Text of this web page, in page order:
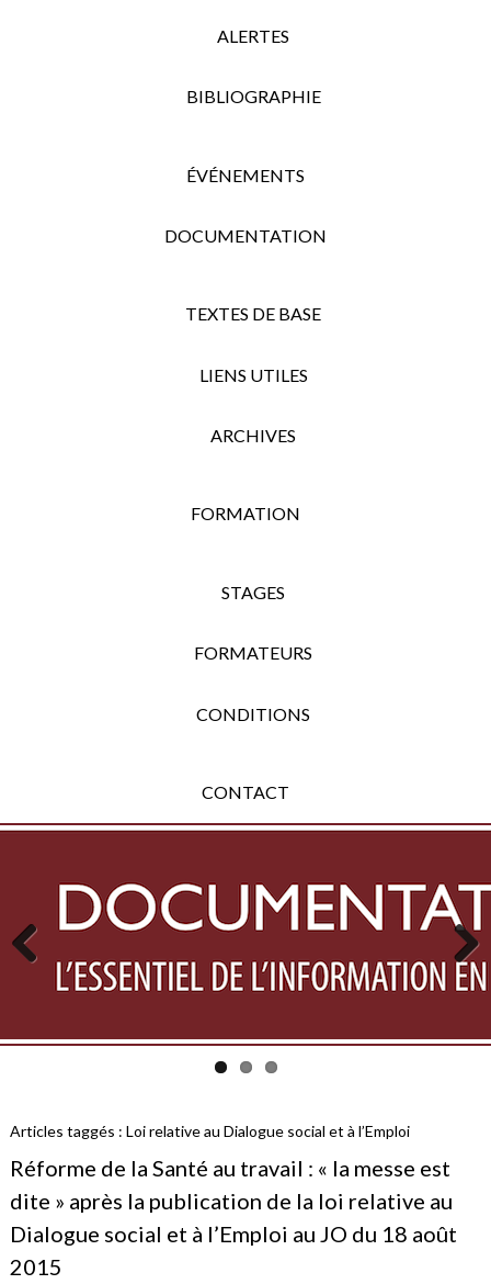
ALERTES
BIBLIOGRAPHIE
ÉVÉNEMENTS
DOCUMENTATION
TEXTES DE BASE
LIENS UTILES
ARCHIVES
FORMATION
STAGES
FORMATEURS
CONDITIONS
CONTACT
Previous Next
Articles taggés : Loi relative au Dialogue social et à l’Emploi
Réforme de la Santé au travail : « la messe est
dite » après la publication de la loi relative au
Dialogue social et à l’Emploi au JO du 18 août
2015